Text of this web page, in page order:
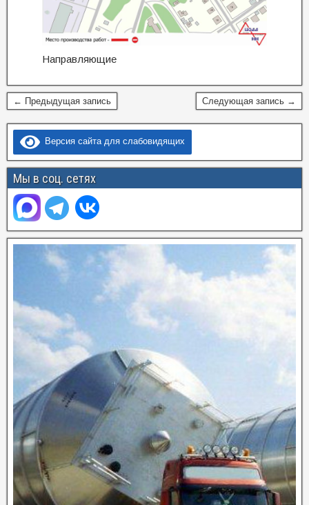
Направляющие
← Предыдущая запись Следующая запись →
Версия сайта для слабовидящих
Мы в соц. сетях